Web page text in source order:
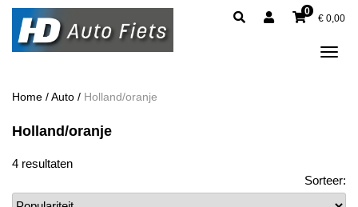
0
€ 0,00
Home /Auto / Holland/oranje
Holland/oranje
4 resultaten
Sorteer: